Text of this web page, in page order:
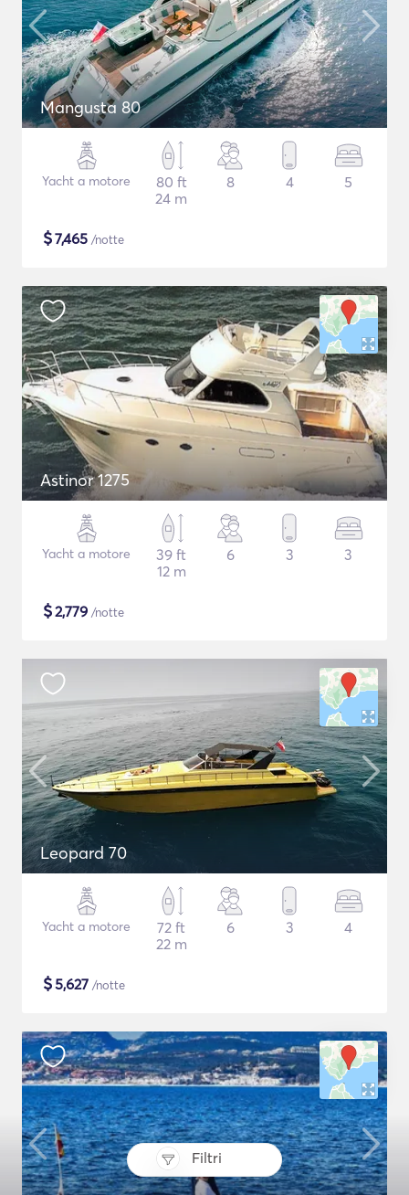
Filtri
Mangusta 80
Yacht a motore
80 ft
24 m
8 4 5
$7,465 /notte
Astinor 1275
Yacht a motore
39 ft
12 m
6 3 3
$2,779 /notte
Leopard 70
Yacht a motore
72 ft
22 m
6 3 4
$5,627 /notte